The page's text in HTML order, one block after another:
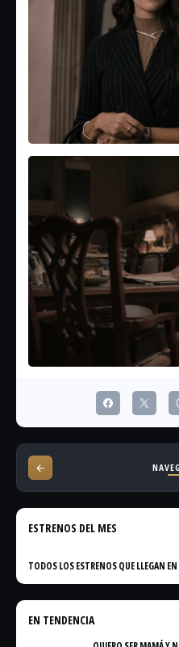
ESTRENOS DEL MES
TODOS LOS ESTRENOS QUE LLEGAN
EN TENDENCIA